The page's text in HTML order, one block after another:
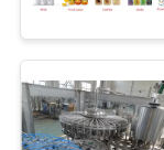
표
를
요